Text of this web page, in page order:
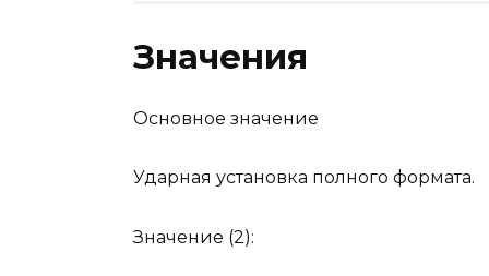
Значения
Основное значение
Ударная установка полного формата.
Значение (2):